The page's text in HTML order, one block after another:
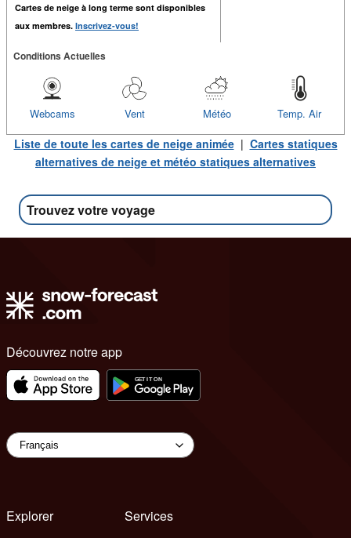
Cartes de neige à long terme sont disponibles
aux membres. Inscrivez-vous!
Conditions Actuelles
Temp. Air
Météo
Vent
Webcams
Liste de toute les cartes de neige animée| Cartes statiques
alternatives de neige et météo statiques alternatives
Trouvez votre voyage
Découvrez notre app
Explorer
Services